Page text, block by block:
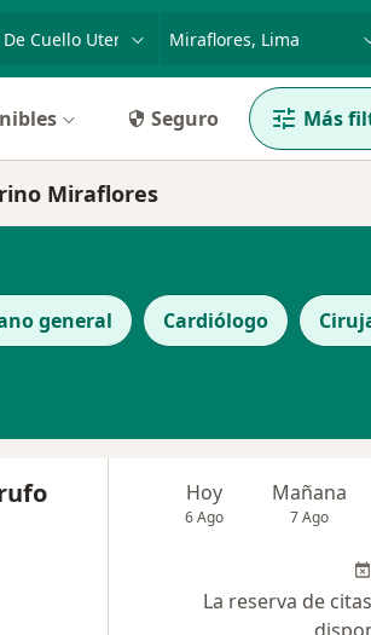
enfermedad o nombre
Seguro Más
Miraflores
general Cardiólogo
Hoy
6 Ago
Mañana
7 Ago
La reserva de